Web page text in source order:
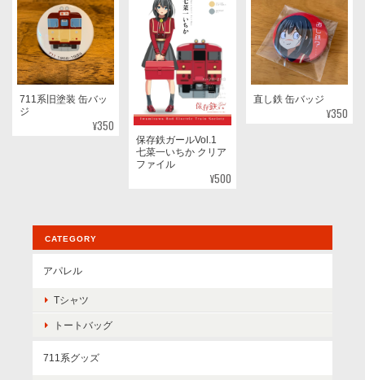
711系旧塗装 缶バッ
ジ
¥350
保存鉄ガールVol.1
七菜一いちか クリア
ファイル
¥500
直し鉄 缶バッジ
¥350
CATEGORY
アパレル
Tシャツ
トートバッグ
711系グッズ